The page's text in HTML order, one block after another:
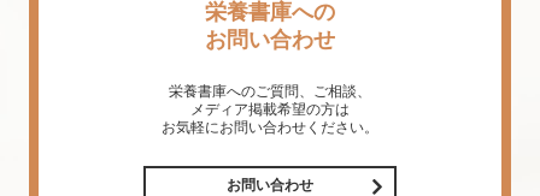
栄養書庫への
お問い合わせ
栄養書庫へのご質問、ご相談、
メディア掲載希望の方は
お気軽にお問い合わせください。
お問い合わせ